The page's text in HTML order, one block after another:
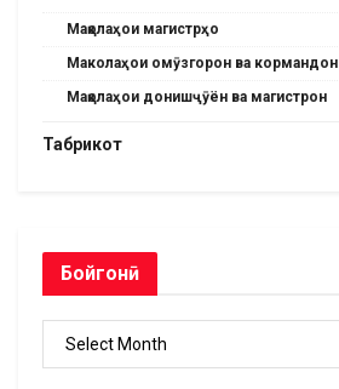
Мақолаҳои магистрҳо
Маколаҳои омӯзгорон ва кормандон
Мақолаҳои донишҷӯён ва магистрон
Табрикот
Бойгонӣ